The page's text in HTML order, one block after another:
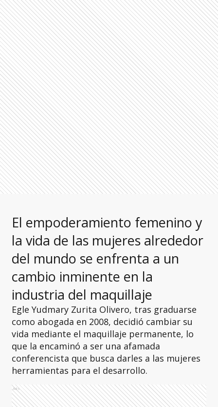
El empoderamiento femenino y
la vida de las mujeres alrededor
del mundo se enfrenta a un
cambio inminente en la
industria del maquillaje
Egle Yudmary Zurita Olivero, tras graduarse
como abogada en 2008, decidió cambiar su
vida mediante el maquillaje permanente, lo
que la encaminó a ser una afamada
conferencista que busca darles a las mujeres
herramientas para el desarrollo.
Ads